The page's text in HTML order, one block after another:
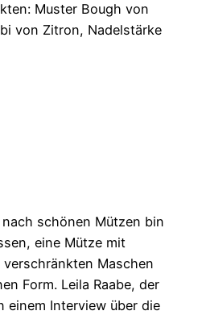
Muster Bough von
von Zitron, Nadelstärke
schönen Mützen bin
eine Mütze mit
Maschen
Form. Leila Raabe, der
einem Interview über die